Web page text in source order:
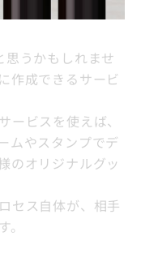
思うかもしれませ
作成できるサービ
ービスを使えば、
ムやスタンプでデ
のオリジナルグッ
セス自体が、相手